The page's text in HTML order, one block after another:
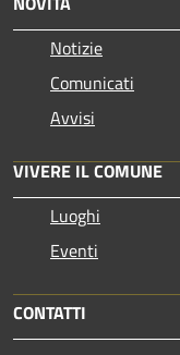
Notizie
Comunicati
Avvisi
VIVERE IL COMUNE
Luoghi
Eventi
CONTATTI